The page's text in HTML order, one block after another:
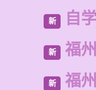
新 自
新 福
新 福